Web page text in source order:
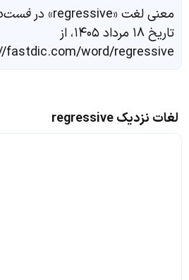
معنی لغت «regressive» در
تاریخ ۱۸ مرداد ۱۴۰۵، از
fastdic.com/word/regressive
لغات نزدیک regressive